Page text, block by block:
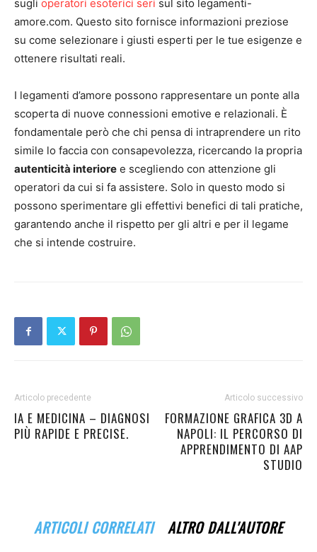
sugli operatori esoterici seri sul sito legamenti-
amore.com. Questo sito fornisce informazioni preziose
su come selezionare i giusti esperti per le tue esigenze e
ottenere risultati reali.
I legamenti d’amore possono rappresentare un ponte alla
scoperta di nuove connessioni emotive e relazionali. È
fondamentale però che chi pensa di intraprendere un rito
simile lo faccia con consapevolezza, ricercando la propria
autenticità interiore e scegliendo con attenzione gli
operatori da cui si fa assistere. Solo in questo modo si
possono sperimentare gli effettivi benefici di tali pratiche,
garantendo anche il rispetto per gli altri e per il legame
che si intende costruire.
Articolo precedente
IA E MEDICINA – DIAGNOSI
PIÙ RAPIDE E PRECISE.
Articolo successivo
FORMAZIONE GRAFICA 3D A
NAPOLI: IL PERCORSO DI
APPRENDIMENTO DI AAP
STUDIO
ARTICOLI CORRELATI ALTRO DALL'AUTORE